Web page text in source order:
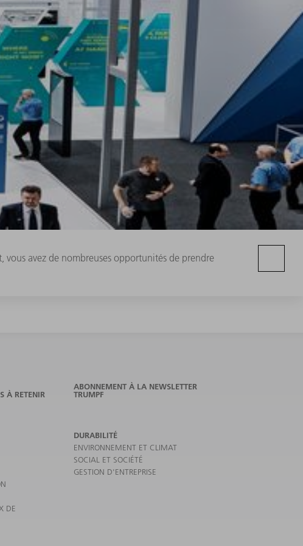
vous avez de nombreuses opportunités de prendre
À RETENIR
ABONNEMENT À LA NEWSLETTER
TRUMPF
DE
DURABILITÉ
ENVIRONNEMENT ET CLIMAT
SOCIAL ET SOCIÉTÉ
GESTION D'ENTREPRISE